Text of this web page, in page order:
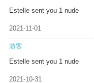
Estelle sent you 1 nude
2021-11-01
游客
Estelle sent you 1 nude
2021-10-31